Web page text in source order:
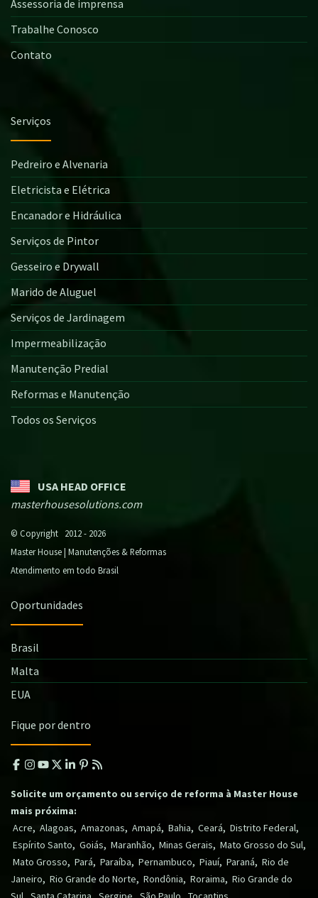
Assessoria de imprensa
Trabalhe Conosco
Contato
Serviços
Pedreiro e Alvenaria
Eletricista e Elétrica
Encanador e Hidráulica
Serviços de Pintor
Gesseiro e Drywall
Marido de Aluguel
Serviços de Jardinagem
Impermeabilização
Manutenção Predial
Reformas e Manutenção
Todos os Serviços
USA HEAD OFFICE
masterhousesolutions.com
© Copyright 2012 - 2026
Master House | Manutenções & Reformas
Atendimento em todo Brasil
Oportunidades
Brasil
Malta
EUA
Fique por dentro
Solicite um orçamento ou serviço de reforma à Master House
mais próxima:
Acre, Alagoas, Amazonas, Amapá, Bahia, Ceará, Distrito Federal,
Espírito Santo, Goiás, Maranhão, Minas Gerais, Mato Grosso do Sul,
Mato Grosso, Pará, Paraíba, Pernambuco, Piauí, Paraná, Rio de
Janeiro, Rio Grande do Norte, Rondônia, Roraima, Rio Grande do